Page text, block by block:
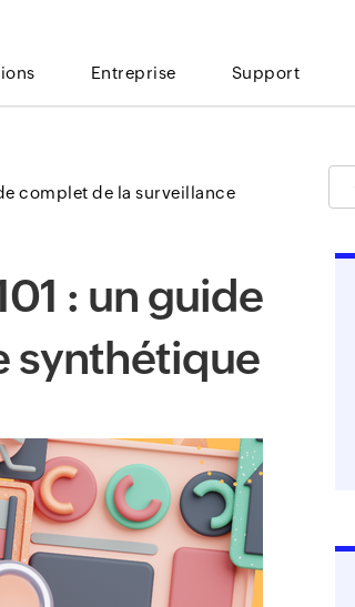
Entreprise Support
complet de la surveillance
: un guide
synthétique